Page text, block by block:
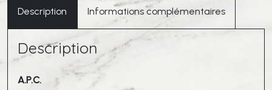
Rescue
Description Informations complémentaires
Description
A.P.C.